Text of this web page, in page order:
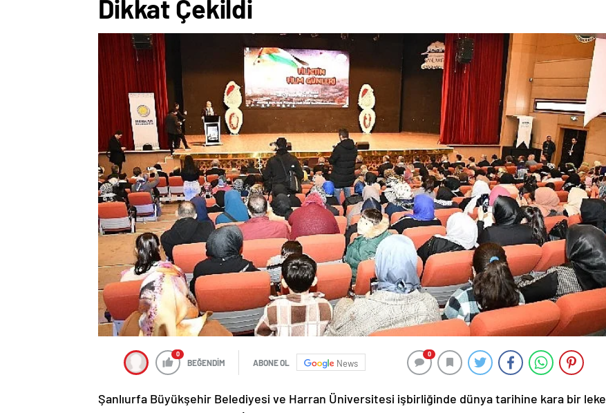
Dikkat Çekildi
0
BEĞENDİM ABONE OL News
0
Şanlıurfa Büyükşehir Belediyesi ve Harran Üniversitesi işbirliğinde dünya tarihine kara bir leke